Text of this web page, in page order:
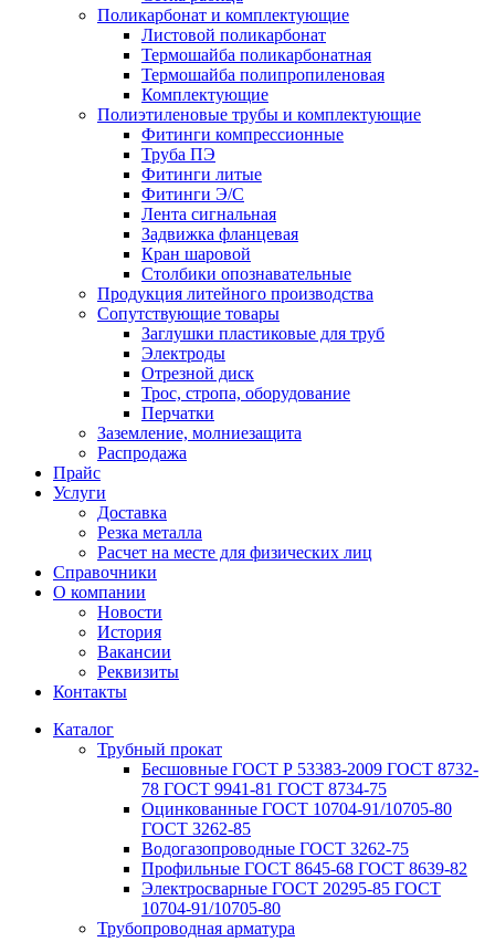
Поликарбонат и комплектующие
Листовой поликарбонат
Термошайба поликарбонатная
Термошайба полипропиленовая
Комплектующие
Полиэтиленовые трубы и комплектующие
Фитинги компрессионные
Труба ПЭ
Фитинги литые
Фитинги Э/С
Лента сигнальная
Задвижка фланцевая
Кран шаровой
Столбики опознавательные
Продукция литейного производства
Сопутствующие товары
Заглушки пластиковые для труб
Электроды
Отрезной диск
Трос, стропа, оборудование
Перчатки
Заземление, молниезащита
Распродажа
Прайс
Услуги
Доставка
Резка металла
Расчет на месте для физических лиц
Справочники
О компании
Новости
История
Вакансии
Реквизиты
Контакты
Каталог
Трубный прокат
Беcшовные ГОСТ Р 53383-2009 ГОСТ 8732-
78 ГОСТ 9941-81 ГОСТ 8734-75
Оцинкованные ГОСТ 10704-91/10705-80
ГОСТ 3262-85
Водогазопроводные ГОСТ 3262-75
Профильные ГОСТ 8645-68 ГОСТ 8639-82
Электросварные ГОСТ 20295-85 ГОСТ
10704-91/10705-80
Трубопроводная арматура